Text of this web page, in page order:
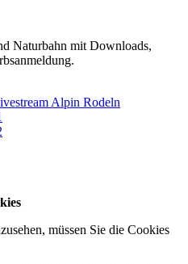
Naturbahn mit Downloads,
Alpin Rodeln
müssen Sie die Cookies